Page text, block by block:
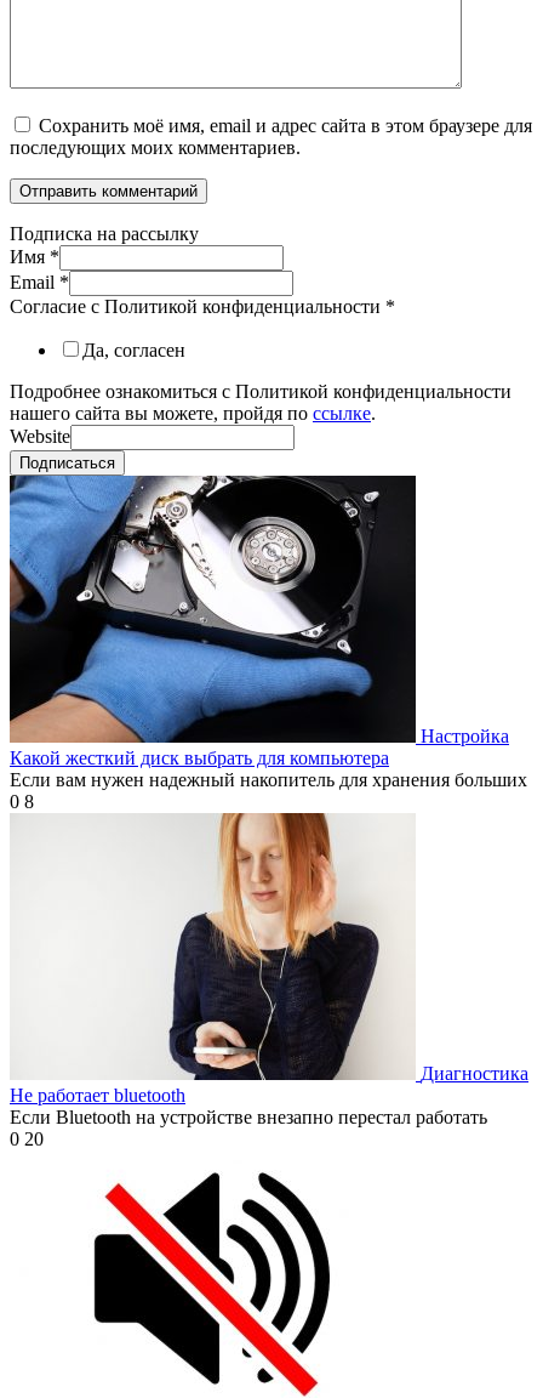
Сохранить моё имя, email и адрес сайта в этом браузере для
последующих моих комментариев.
Подписка на рассылку
Имя *
Email *
Согласие с Политикой конфиденциальности *
Да, согласен
Подробнее ознакомиться с Политикой конфиденциальности
нашего сайта вы можете, пройдя по ссылке.
Website
Подписаться
Настройка
Какой жесткий диск выбрать для компьютера
Если вам нужен надежный накопитель для хранения больших
0 8
Диагностика
Не работает bluetooth
Если Bluetooth на устройстве внезапно перестал работать
0 20